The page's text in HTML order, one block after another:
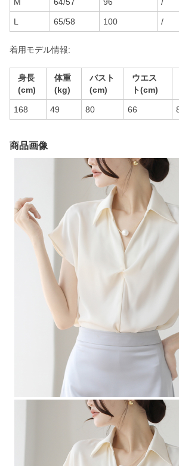
L 65/58 100 /
着用モデル情報:
身長
(cm)
体重
(kg)
バスト
(cm)
ウエス
ト(cm)
168 49 80 66
商品画像